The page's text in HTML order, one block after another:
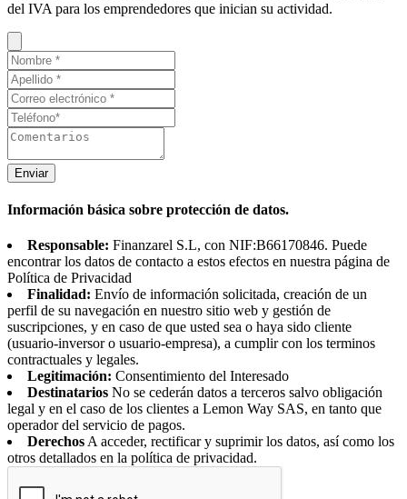
del IVA para los emprendedores que inician su actividad.
Enviar
Información básica sobre protección de datos.
Responsable: Finanzarel S.L, con NIF:B66170846. Puede
encontrar los datos de contacto a estos efectos en nuestra página de
Política de Privacidad
Finalidad: Envío de información solicitada, creación de un
perfil de su navegación en nuestro sitio web y gestión de
suscripciones, y en caso de que usted sea o haya sido cliente
(usuario-inversor o usuario-empresa), a cumplir con los terminos
contractuales y legales.
Legitimación: Consentimiento del Interesado
Destinatarios No se cederán datos a terceros salvo obligación
legal y en el caso de los clientes a Lemon Way SAS, en tanto que
operador del servicio de pagos.
Derechos A acceder, rectificar y suprimir los datos, así como los
otros detallados en la política de privacidad.